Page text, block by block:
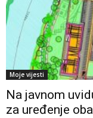
Moje vijesti
Na javnom
za uređenje